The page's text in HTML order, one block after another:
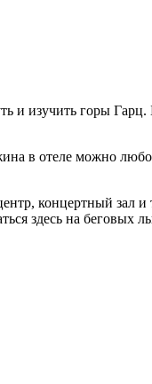
и изучить горы
в отеле можно
концертный зал
здесь на беговых